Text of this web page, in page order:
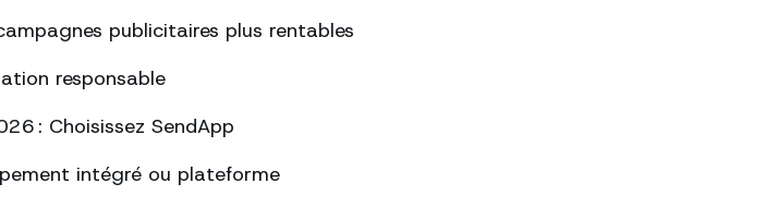
publicitaires plus rentables
responsable
: Choisissez SendApp
intégré ou plateforme